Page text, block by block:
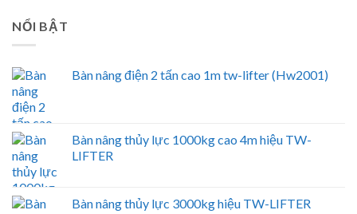
NỔI BẬT
Bàn nâng điện 2 tấn cao 1m tw-lifter (Hw2001)
Bàn nâng thủy lực 1000kg cao 4m hiệu TW-
LIFTER
Bàn nâng thủy lực 3000kg hiệu TW-LIFTER